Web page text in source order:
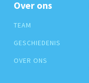
Over ons
TEAM
GESCHIEDENIS
OVER ONS